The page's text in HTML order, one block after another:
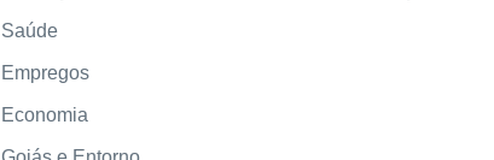
Saúde
Empregos
Economia